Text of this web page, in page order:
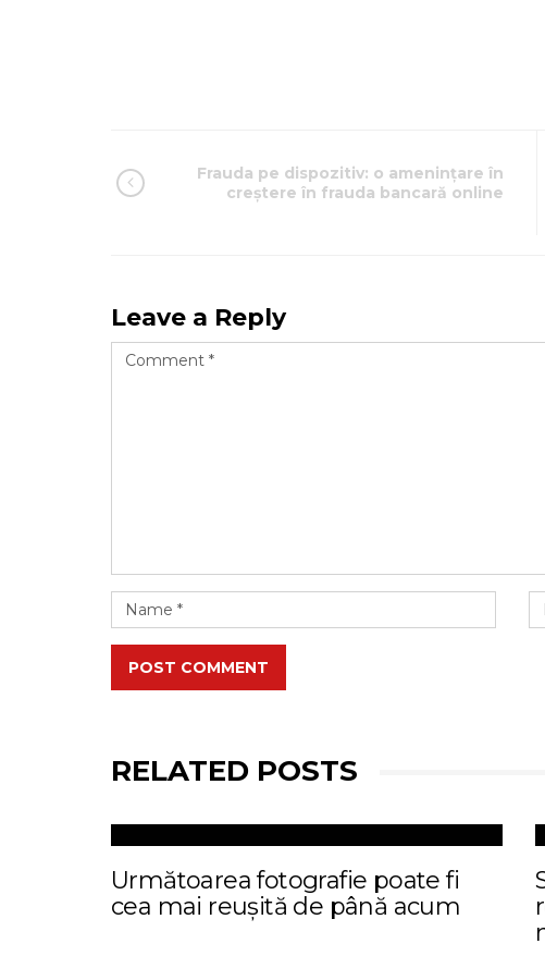
Frauda pe dispozitiv: o amenințare în
creștere în frauda bancară online
Leave a Reply
POST COMMENT
RELATED POSTS
Următoarea fotografie poate fi
cea mai reușită de până acum